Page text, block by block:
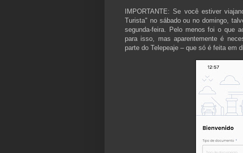
IMPORTANTE: Se você estiver
Turista" no sábado ou no domingo,
segunda-feira. Pelo menos foi o que
para isso, mas aparentemente é
parte do Telepeaje – que só é feita em